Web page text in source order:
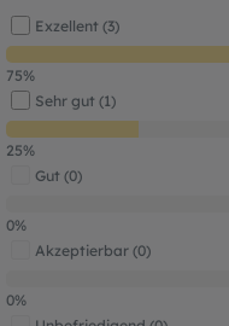
Exzellent (3)
75%
Sehr gut (1)
25%
Gut (0)
0%
Akzeptierbar (0)
0%